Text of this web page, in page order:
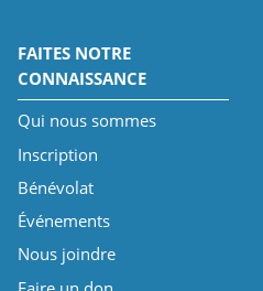
FAITES NOTRE
CONNAISSANCE
Qui nous sommes
Inscription
Bénévolat
Événements
Nous joindre